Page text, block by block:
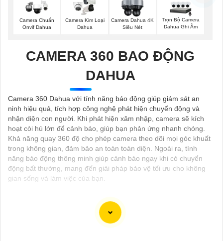
Camera Chuẩn
Onvif Dahua
Camera Kim Loại
Dahua
Camera Dahua 4K
Siêu Nét
Trọn Bộ Camera
Dahua Ghi Âm
CAMERA 360 BAO ĐỘNG
DAHUA
Camera 360 Dahua với tính năng báo động giúp giám sát an
ninh hiệu quả, tích hợp công nghệ phát hiện chuyển động và
nhận diện con người. Khi phát hiện xâm nhập, camera sẽ kích
hoạt còi hú lớn để cảnh báo, giúp bạn phản ứng nhanh chóng.
Khả năng quay 360 độ cho phép camera theo dõi mọi góc khuất
trong không gian, đảm bảo an toàn toàn diện. Ngoài ra, tính
năng báo động thông minh giúp cảnh báo ngay khi có chuyển
động bất thường, mang đến giải pháp bảo vệ tối ưu cho không
gian sống và làm việc của bạn.